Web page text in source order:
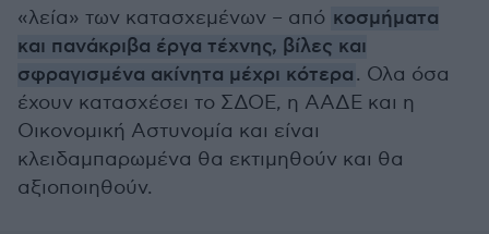
«λεία» των κατασχεμένων – από κοσμήματα
και πανάκριβα έργα τέχνης, βίλες και
σφραγισμένα ακίνητα μέχρι κότερα. Ολα όσα
έχουν κατασχέσει το ΣΔΟΕ, η ΑΑΔΕ και η
Οικονομική Αστυνομία και είναι
κλειδαμπαρωμένα θα εκτιμηθούν και θα
αξιοποιηθούν.